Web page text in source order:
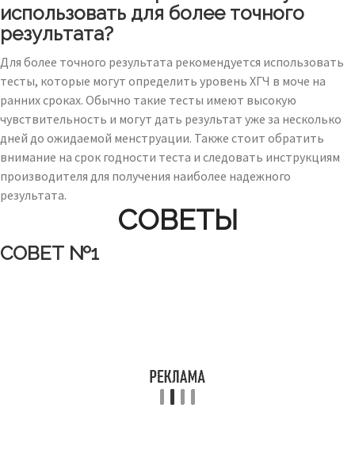
использовать для более точного
результата?
Для более точного результата рекомендуется использовать
тесты, которые могут определить уровень ХГЧ в моче на
ранних сроках. Обычно такие тесты имеют высокую
чувствительность и могут дать результат уже за несколько
дней до ожидаемой менструации. Также стоит обратить
внимание на срок годности теста и следовать инструкциям
производителя для получения наиболее надежного
результата.
СОВЕТЫ
СОВЕТ №1